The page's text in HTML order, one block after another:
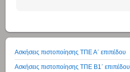
Ασκήσεις πιστοποίησης ΤΠΕ Α΄ επιπέδου
Ασκήσεις πιστοποίησης ΤΠΕ Β1΄ επιπέδου